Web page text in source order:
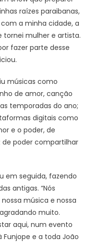
raízes paraibanas,
a minha cidade, a
tornei mulher e artista.
fazer parte desse
músicas como
de amor, canção
temporadas do ano;
digitais como
e o poder, de
de poder compartilhar
em seguida, fazendo
antigas. “Nós
música e nossa
muito.
aqui, num evento
Funjope e a toda João